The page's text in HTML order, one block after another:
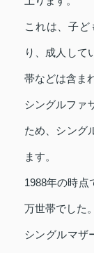
これは、子
り、成人して
帯などは含ま
シングルファ
ため、シング
ます。
1988年の時点
万世帯でした。
シングルマザ